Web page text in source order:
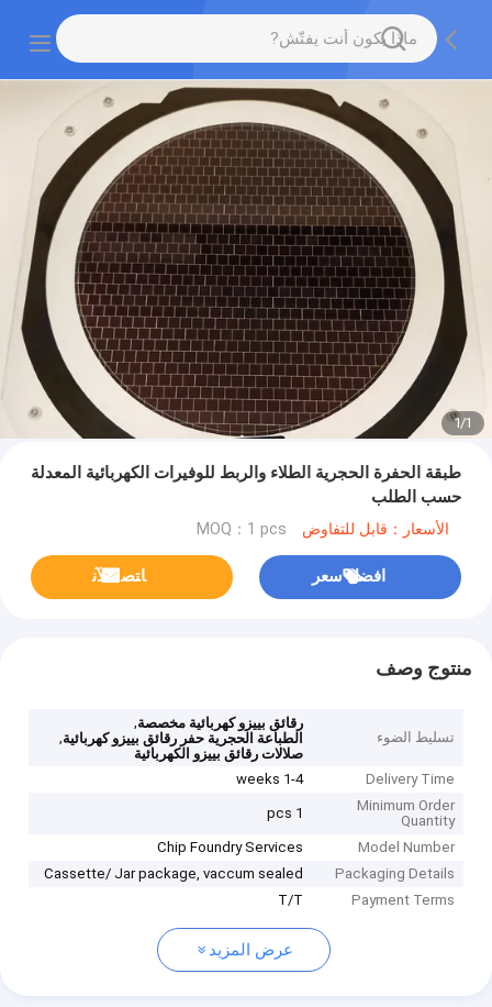
1
/
1
طبقة الحفرة الحجرية الطلاء والربط للوفيرات الكهربائية المعدلة
حسب الطلب
الأسعار：قابل للتفاوض MOQ：1 pcs
افضل سعر ﺎﺘﺼﻟ ﺍﻶﻧ
منتوج وصف
تسليط الضوء
رقائق بييزو كهربائية مخصصة,
الطباعة الحجرية حفر رقائق بييزو كهربائية,
صلالات رقائق بييزو الكهربائية
Delivery Time
1-4 weeks
Minimum Order
Quantity
1 pcs
Model Number
Chip Foundry Services
Packaging Details
Cassette/ Jar package, vaccum sealed
Payment Terms
T/T
عرض المزيد